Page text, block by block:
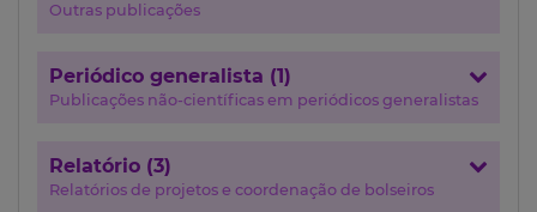
Outras publicações
Periódico generalista (1)
Publicações não-científicas em periódicos generalistas
Relatório (3)
Relatórios de projetos e coordenação de bolseiros